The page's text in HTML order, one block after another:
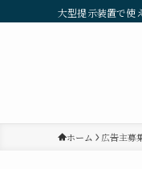
大型提示装置で使
ホーム 広告主募